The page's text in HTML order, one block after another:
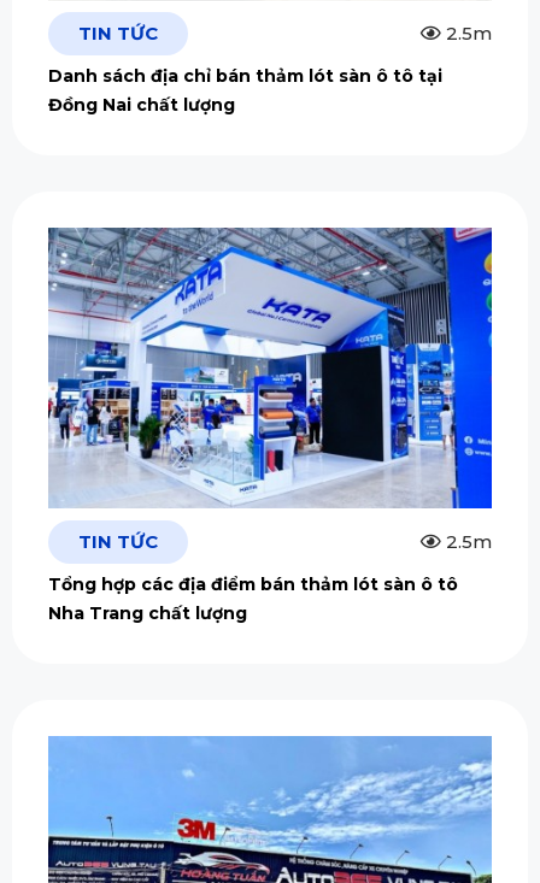
TIN TỨC 2.5m
Danh sách địa chỉ bán thảm lót sàn ô tô tại
Đồng Nai chất lượng
TIN TỨC 2.5m
Tổng hợp các địa điểm bán thảm lót sàn ô tô
Nha Trang chất lượng